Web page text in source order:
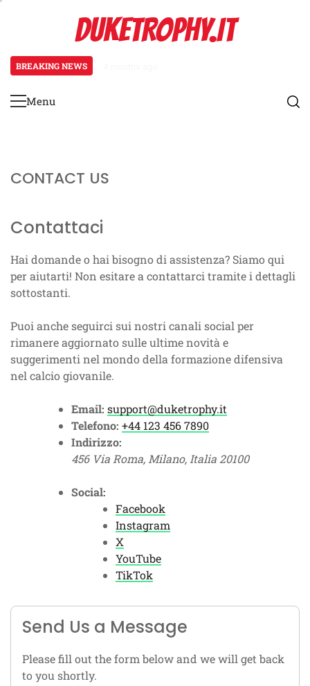
DUKETROPHY.IT
BREAKING NEWS
Primary
Menu
CONTACT US
Contattaci
Hai domande o hai bisogno di assistenza? Siamo qui
per aiutarti! Non esitare a contattarci tramite i dettagli
sottostanti.
Puoi anche seguirci sui nostri canali social per
rimanere aggiornato sulle ultime novità e
suggerimenti nel mondo della formazione difensiva
nel calcio giovanile.
Email: support@duketrophy.it
Telefono: +44 123 456 7890
Indirizzo:
456 Via Roma, Milano, Italia 20100
Social:
Facebook
Instagram
X
YouTube
TikTok
Send Us a Message
Please fill out the form below and we will get back
to you shortly.